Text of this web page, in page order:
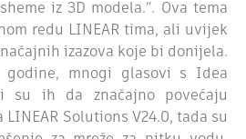
iz 3D modela.”. Ova tema
redu LINEAR tima, ali uvijek
izazova koje bi donijela.
mnogi glasovi s Idea
su ih da značajno povećaju
Solutions V24.0, tada su